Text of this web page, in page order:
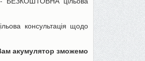
консультація щодо
акумулятор зможемо